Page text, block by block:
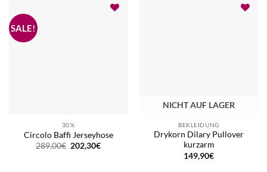
30%
Circolo Baffi Jerseyhose
289,00€ Ursprünglicher
Preis
202,30€Aktueller
NICHT AUF LAGER
BEKLEIDUNG
Drykorn Dilary Pullover
kurzarm
149,90€